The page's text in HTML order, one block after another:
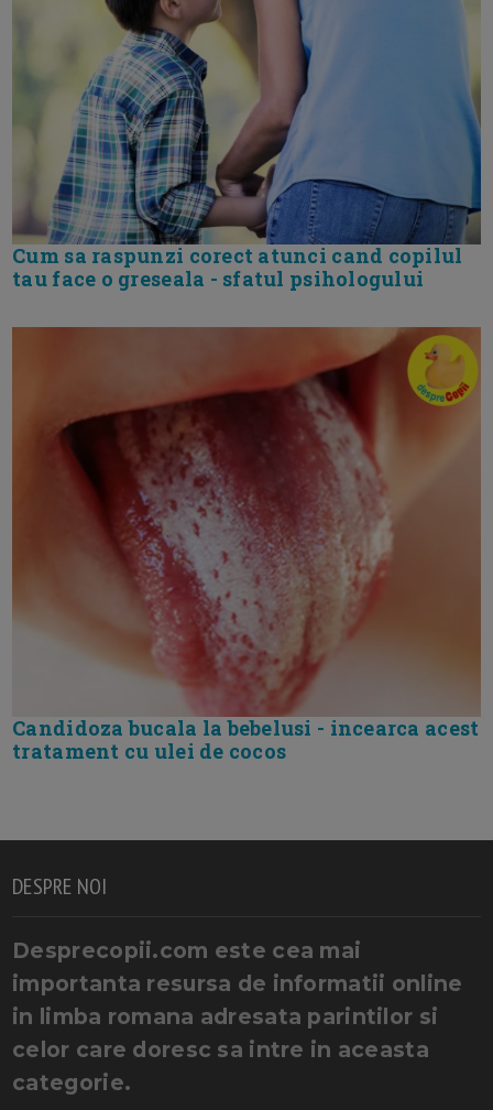
Cum sa raspunzi corect atunci cand copilul
tau face o greseala - sfatul psihologului
Candidoza bucala la bebelusi - incearca acest
tratament cu ulei de cocos
DESPRE NOI
Desprecopii.com este cea mai
importanta resursa de informatii online
in limba romana adresata parintilor si
celor care doresc sa intre in aceasta
categorie.